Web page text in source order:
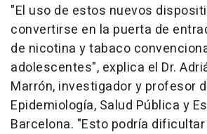
"El uso de estos nuevos
convertirse en la puerta de
de nicotina y tabaco
adolescentes", explica el Dr.
Marrón, investigador y profesor
Epidemiología, Salud Pública y
Barcelona. "Esto podría